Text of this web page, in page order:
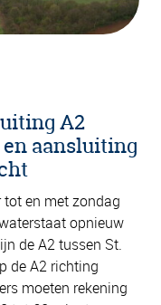
A2
en aansluiting
en met zondag
opnieuw
de A2 tussen St.
de A2 richting
moeten rekening